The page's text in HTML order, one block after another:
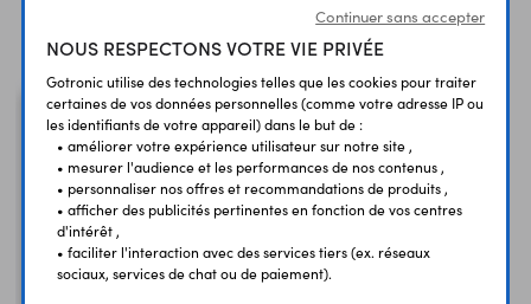
Vous avez déja consulté
Continuer sans accepter
NOUS RESPECTONS VOTRE VIE PRIVÉE
Gotronic utilise des technologies telles que les cookies pour traiter
certaines de vos données personnelles (comme votre adresse IP ou
les identifiants de votre appareil) dans le but de :
• améliorer votre expérience utilisateur sur notre site ,
• mesurer l'audience et les performances de nos contenus ,
• personnaliser nos offres et recommandations de produits ,
• afficher des publicités pertinentes en fonction de vos centres
d'intérêt ,
• faciliter l'interaction avec des services tiers (ex. réseaux
sociaux, services de chat ou de paiement).